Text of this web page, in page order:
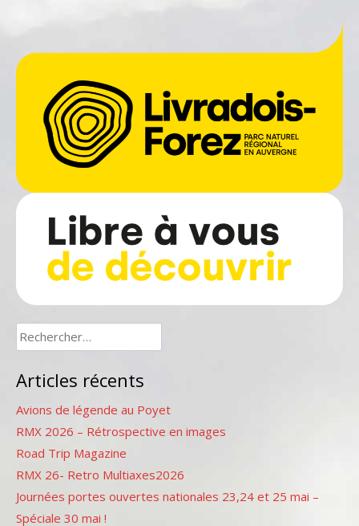
Rechercher :
Articles récents
Avions de légende au Poyet
RMX 2026 – Rétrospective en images
Road Trip Magazine
RMX 26- Retro Multiaxes2026
Journées portes ouvertes nationales 23,24 et 25 mai –
Spéciale 30 mai !